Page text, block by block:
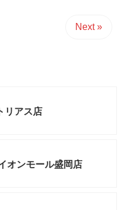
Next »
リアス店
オンモール盛岡店